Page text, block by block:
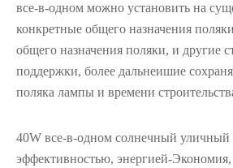
все-в-одном можно установить на
конкретные общего назначения
общего назначения поляки, и другие
поддержки, более дальнеишие
поляка лампы и времени
40W все-в-одном солнечный уличный
эффективностью, энергией-Экономия,